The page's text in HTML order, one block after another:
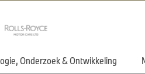
Onderzoek & Ontwikkeling